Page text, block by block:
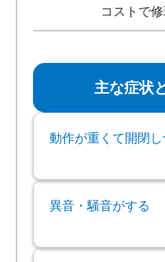
コストで修
主な症状
動作が重くて開閉
異音・騒音がする